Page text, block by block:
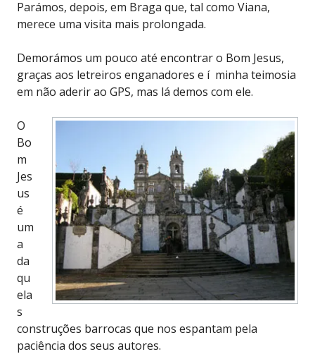
Parámos, depois, em Braga que, tal como Viana,
merece uma visita mais prolongada.
Demorámos um pouco até encontrar o Bom Jesus,
graças aos letreiros enganadores e í minha teimosia
em não aderir ao GPS, mas lá demos com ele.
O
Bo
m
Jes
us
é
um
a
da
qu
ela
s
construções barrocas que nos espantam pela
paciência dos seus autores.